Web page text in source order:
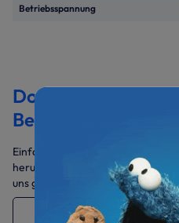
Betriebsspannung
Dokumentation &
Einfach die benötigten
herunterladen. Sollten Sie
uns gerne jederzeit an.
C-PWE-28-